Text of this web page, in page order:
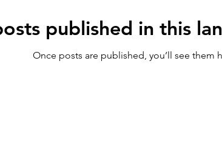
published in this
Once posts are published, you’ll see them